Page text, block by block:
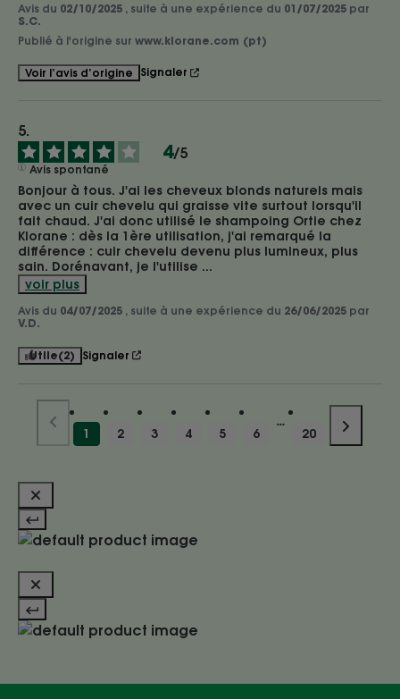
Avis du 02/10/2025 , suite à une expérience du 01/07/2025 par
S.C.
Publié à l'origine sur www.klorane.com (pt)
Voir l’avis d’origine Signaler
4/5
Avis spontané
Bonjour à tous. J'ai les cheveux blonds naturels mais
avec un cuir chevelu qui graisse vite surtout lorsqu'il
fait chaud. J'ai donc utilisé le shampoing Ortie chez
Klorane : dès la 1ère utilisation, j'ai remarqué la
différence : cuir chevelu devenu plus lumineux, plus
sain. Dorénavant, je l'utilise ...
voir plus
Avis du 04/07/2025 , suite à une expérience du 26/06/2025 par
V.D.
Utile(2) Signaler
1 2 3 4 5 6 20